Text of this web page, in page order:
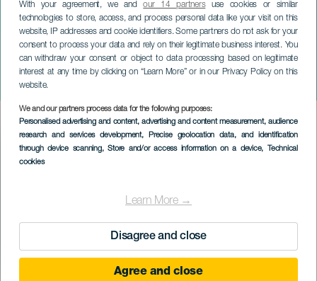
With your agreement, we andour 14 partnersuse cookies or similar
technologies to store, access, and process personal data like your visit on this
website, IP addresses and cookie identifiers. Some partners do not ask for your
consent to process your data and rely on their legitimate business interest. You
can withdraw your consent or object to data processing based on legitimate
interest at any time by clicking on “Learn More” or in our Privacy Policy on this
website.
We and our partners process data for the following purposes:
Personalised advertising and content, advertising and content measurement, audience
research and services development, Precise geolocation data, and identification
through device scanning, Store and/or access information on a device, Technical
cookies
Learn More →
Disagree and close
Agree and close
Yone Rodríguez Trío: Folclor
fusión
GRAN CANARIA
Imagen
Listado